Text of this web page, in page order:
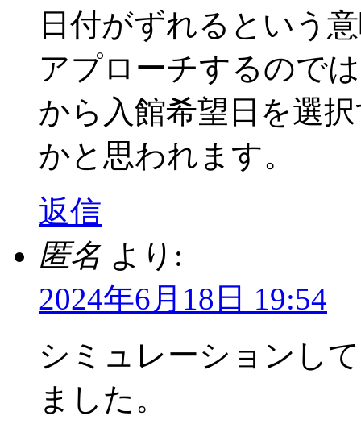
日付がずれるという
アプローチするので
から入館希望日を選
かと思われます。
返信
匿名 より:
2024年6月18日 19:54
シミュレーションし
ました。